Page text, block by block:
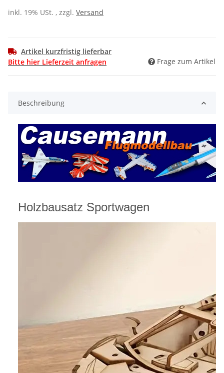
inkl. 19% USt. , zzgl. Versand
Artikel kurzfristig lieferbar
Bitte hier Lieferzeit anfragen
Frage zum Artikel
Beschreibung
Holzbausatz Sportwagen